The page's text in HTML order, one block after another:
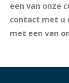
een van onze
contact met u
met een van